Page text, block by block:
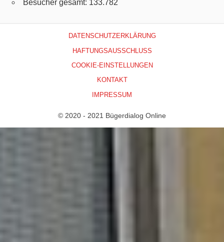
Besucher gesamt: 133.782
DATENSCHUTZERKLÄRUNG
HAFTUNGSAUSSCHLUSS
COOKIE-EINSTELLUNGEN
KONTAKT
IMPRESSUM
© 2020 - 2021 Bügerdialog Online